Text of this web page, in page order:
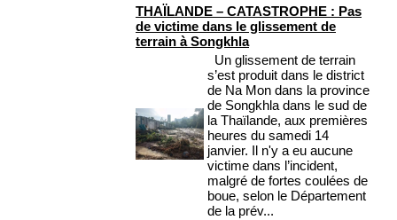
THAÏLANDE – CATASTROPHE : Pas
de victime dans le glissement de
terrain à Songkhla
Un glissement de terrain
s’est produit dans le district
de Na Mon dans la province
de Songkhla dans le sud de
la Thaïlande, aux premières
heures du samedi 14
janvier. Il n'y a eu aucune
victime dans l’incident,
malgré de fortes coulées de
boue, selon le Département
de la prév...